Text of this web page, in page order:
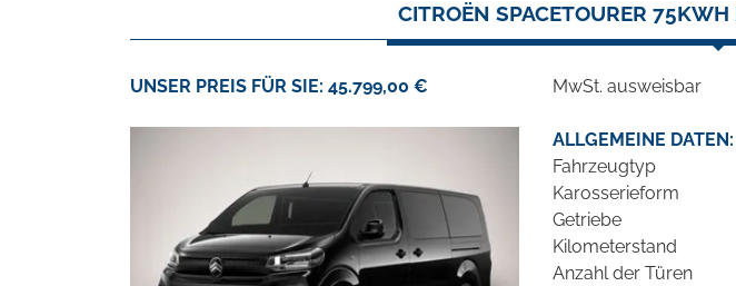
CITROËN SPACETOURER
UNSER PREIS FÜR SIE: 45.799,00 € MwSt. ausweisbar
ALLGEMEINE DATEN:
Fahrzeugtyp
Karosserieform
Getriebe
Kilometerstand
Anzahl der Türen